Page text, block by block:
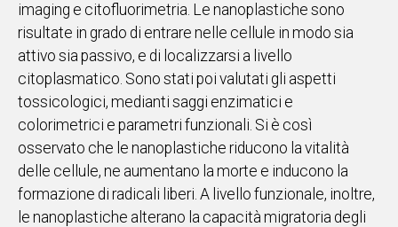
imaging e citofluorimetria. Le nanoplastiche sono
risultate in grado di entrare nelle cellule in modo sia
attivo sia passivo, e di localizzarsi a livello
citoplasmatico. Sono stati poi valutati gli aspetti
tossicologici, medianti saggi enzimatici e
colorimetrici e parametri funzionali. Si è così
osservato che le nanoplastiche riducono la vitalità
delle cellule, ne aumentano la morte e inducono la
formazione di radicali liberi. A livello funzionale, inoltre,
le nanoplastiche alterano la capacità migratoria degli